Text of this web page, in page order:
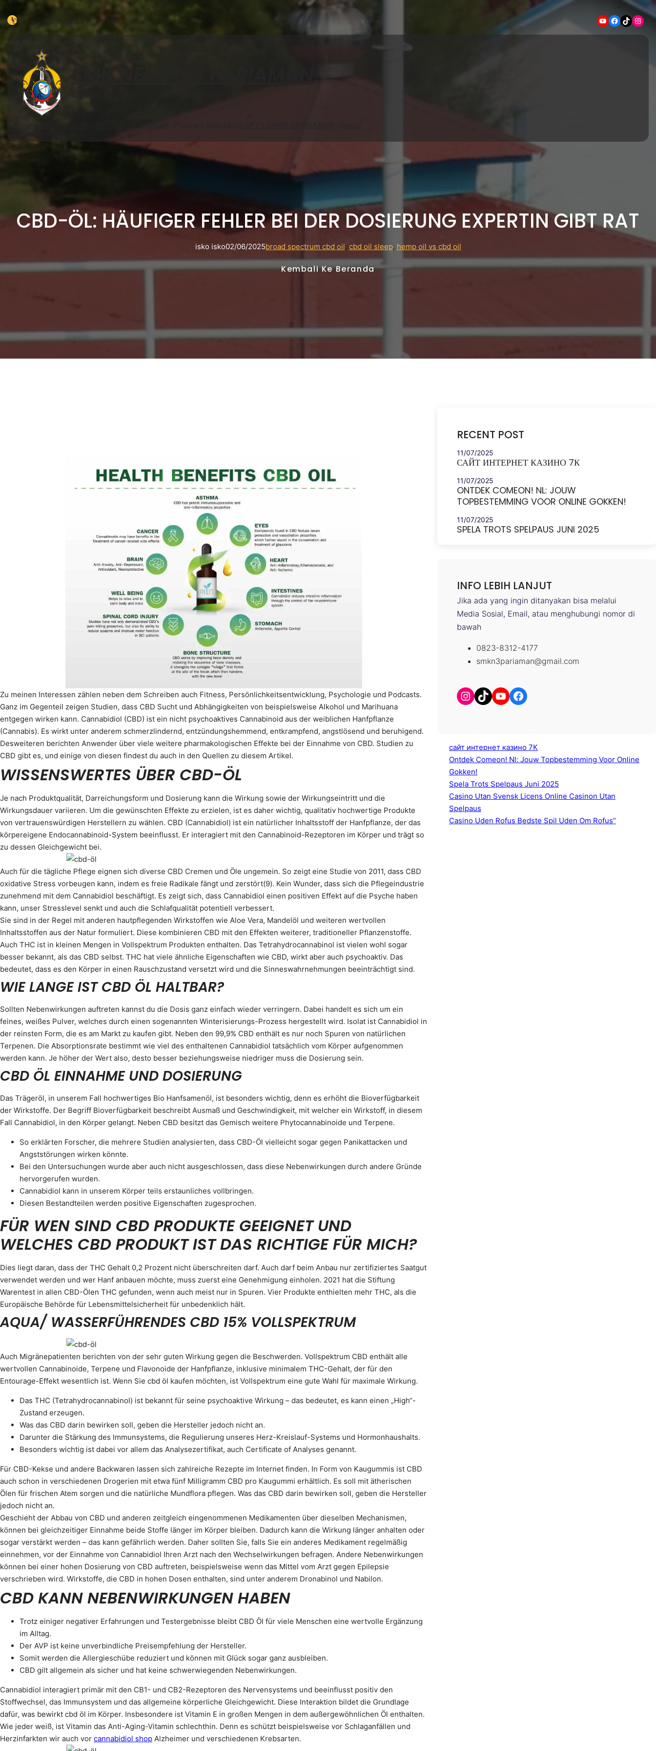
Open : Senin-Sabtu 7:00 – 17:30 YouTube Facebook TikTok Instagram
CBD-ÖL: HÄUFIGER FEHLER BEI DER DOSIERUNG EXPERTIN GIBT RAT
isko isko02/06/2025broad spectrum cbd oil, cbd oil sleep, hemp oil vs cbd oil
Kembali Ke Beranda
Zu meinen Interessen zählen neben dem Schreiben auch Fitness, Persönlichkeitsentwicklung, Psychologie und Podcasts.
Ganz im Gegenteil zeigen Studien, dass CBD Sucht und Abhängigkeiten von beispielsweise Alkohol und Marihuana
entgegen wirken kann. Cannabidiol (CBD) ist ein nicht psychoaktives Cannabinoid aus der weiblichen Hanfpflanze
(Cannabis). Es wirkt unter anderem schmerzlindernd, entzündungshemmend, entkrampfend, angstlösend und beruhigend.
Desweiteren berichten Anwender über viele weitere pharmakologischen Effekte bei der Einnahme von CBD. Studien zu
CBD gibt es, und einige von diesen findest du auch in den Quellen zu diesem Artikel.
WISSENSWERTES ÜBER CBD-ÖL
Je nach Produktqualität, Darreichungsform und Dosierung kann die Wirkung sowie der Wirkungseintritt und die
Wirkungsdauer variieren. Um die gewünschten Effekte zu erzielen, ist es daher wichtig, qualitativ hochwertige Produkte
von vertrauenswürdigen Herstellern zu wählen. CBD (Cannabidiol) ist ein natürlicher Inhaltsstoff der Hanfpflanze, der das
körpereigene Endocannabinoid-System beeinflusst. Er interagiert mit den Cannabinoid-Rezeptoren im Körper und trägt so
zu dessen Gleichgewicht bei.
Auch für die tägliche Pflege eignen sich diverse CBD Cremen und Öle ungemein. So zeigt eine Studie von 2011, dass CBD
oxidative Stress vorbeugen kann, indem es freie Radikale fängt und zerstört(9). Kein Wunder, dass sich die Pflegeindustrie
zunehmend mit dem Cannabidiol beschäftigt. Es zeigt sich, dass Cannabidiol einen positiven Effekt auf die Psyche haben
kann, unser Stresslevel senkt und auch die Schlafqualität potentiell verbessert.
Sie sind in der Regel mit anderen hautpflegenden Wirkstoffen wie Aloe Vera, Mandelöl und weiteren wertvollen
Inhaltsstoffen aus der Natur formuliert. Diese kombinieren CBD mit den Effekten weiterer, traditioneller Pflanzenstoffe.
Auch THC ist in kleinen Mengen in Vollspektrum Produkten enthalten. Das Tetrahydrocannabinol ist vielen wohl sogar
besser bekannt, als das CBD selbst. THC hat viele ähnliche Eigenschaften wie CBD, wirkt aber auch psychoaktiv. Das
bedeutet, dass es den Körper in einen Rauschzustand versetzt wird und die Sinneswahrnehmungen beeinträchtigt sind.
WIE LANGE IST CBD ÖL HALTBAR?
Sollten Nebenwirkungen auftreten kannst du die Dosis ganz einfach wieder verringern. Dabei handelt es sich um ein
feines, weißes Pulver, welches durch einen sogenannten Winterisierungs-Prozess hergestellt wird. Isolat ist Cannabidiol in
der reinsten Form, die es am Markt zu kaufen gibt. Neben den 99,9% CBD enthält es nur noch Spuren von natürlichen
Terpenen. Die Absorptionsrate bestimmt wie viel des enthaltenen Cannabidiol tatsächlich vom Körper aufgenommen
werden kann. Je höher der Wert also, desto besser beziehungsweise niedriger muss die Dosierung sein.
CBD ÖL EINNAHME UND DOSIERUNG
Das Trägeröl, in unserem Fall hochwertiges Bio Hanfsamenöl, ist besonders wichtig, denn es erhöht die Bioverfügbarkeit
der Wirkstoffe. Der Begriff Bioverfügbarkeit beschreibt Ausmaß und Geschwindigkeit, mit welcher ein Wirkstoff, in diesem
Fall Cannabidiol, in den Körper gelangt. Neben CBD besitzt das Gemisch weitere Phytocannabinoide und Terpene.
So erklärten Forscher, die mehrere Studien analysierten, dass CBD-Öl vielleicht sogar gegen Panikattacken und
Angststörungen wirken könnte.
Bei den Untersuchungen wurde aber auch nicht ausgeschlossen, dass diese Nebenwirkungen durch andere Gründe
hervorgerufen wurden.
Cannabidiol kann in unserem Körper teils erstaunliches vollbringen.
Diesen Bestandteilen werden positive Eigenschaften zugesprochen.
FÜR WEN SIND CBD PRODUKTE GEEIGNET UND
WELCHES CBD PRODUKT IST DAS RICHTIGE FÜR MICH?
Dies liegt daran, dass der THC Gehalt 0,2 Prozent nicht überschreiten darf. Auch darf beim Anbau nur zertifiziertes Saatgut
verwendet werden und wer Hanf anbauen möchte, muss zuerst eine Genehmigung einholen. 2021 hat die Stiftung
Warentest in allen CBD-Ölen THC gefunden, wenn auch meist nur in Spuren. Vier Produkte enthielten mehr THC, als die
Europäische Behörde für Lebensmittelsicherheit für unbedenklich hält.
AQUA/ WASSERFÜHRENDES CBD 15% VOLLSPEKTRUM
Auch Migränepatienten berichten von der sehr guten Wirkung gegen die Beschwerden. Vollspektrum CBD enthält alle
wertvollen Cannabinoide, Terpene und Flavonoide der Hanfpflanze, inklusive minimalem THC-Gehalt, der für den
Entourage-Effekt wesentlich ist. Wenn Sie cbd öl kaufen möchten, ist Vollspektrum eine gute Wahl für maximale Wirkung.
Das THC (Tetrahydrocannabinol) ist bekannt für seine psychoaktive Wirkung – das bedeutet, es kann einen „High“-
Zustand erzeugen.
Was das CBD darin bewirken soll, geben die Hersteller jedoch nicht an.
Darunter die Stärkung des Immunsystems, die Regulierung unseres Herz-Kreislauf-Systems und Hormonhaushalts.
Besonders wichtig ist dabei vor allem das Analysezertifikat, auch Certificate of Analyses genannt.
Für CBD-Kekse und andere Backwaren lassen sich zahlreiche Rezepte im Internet finden. In Form von Kaugummis ist CBD
auch schon in verschiedenen Drogerien mit etwa fünf Milligramm CBD pro Kaugummi erhältlich. Es soll mit ätherischen
Ölen für frischen Atem sorgen und die natürliche Mundflora pflegen. Was das CBD darin bewirken soll, geben die Hersteller
jedoch nicht an.
Geschieht der Abbau von CBD und anderen zeitgleich eingenommenen Medikamenten über dieselben Mechanismen,
können bei gleichzeitiger Einnahme beide Stoffe länger im Körper bleiben. Dadurch kann die Wirkung länger anhalten oder
sogar verstärkt werden – das kann gefährlich werden. Daher sollten Sie, falls Sie ein anderes Medikament regelmäßig
einnehmen, vor der Einnahme von Cannabidiol Ihren Arzt nach den Wechselwirkungen befragen. Andere Nebenwirkungen
können bei einer hohen Dosierung von CBD auftreten, beispielsweise wenn das Mittel vom Arzt gegen Epilepsie
verschrieben wird. Wirkstoffe, die CBD in hohen Dosen enthalten, sind unter anderem Dronabinol und Nabilon.
CBD KANN NEBENWIRKUNGEN HABEN
Trotz einiger negativer Erfahrungen und Testergebnisse bleibt CBD Öl für viele Menschen eine wertvolle Ergänzung
im Alltag.
Der AVP ist keine unverbindliche Preisempfehlung der Hersteller.
Somit werden die Allergieschübe reduziert und können mit Glück sogar ganz ausbleiben.
CBD gilt allgemein als sicher und hat keine schwerwiegenden Nebenwirkungen.
Cannabidiol interagiert primär mit den CB1- und CB2-Rezeptoren des Nervensystems und beeinflusst positiv den
Stoffwechsel, das Immunsystem und das allgemeine körperliche Gleichgewicht. Diese Interaktion bildet die Grundlage
dafür, was bewirkt cbd öl im Körper. Insbesondere ist Vitamin E in großen Mengen in dem außergewöhnlichen Öl enthalten.
Wie jeder weiß, ist Vitamin das Anti-Aging-Vitamin schlechthin. Denn es schützt beispielsweise vor Schlaganfällen und
Herzinfarkten wir auch vor cannabidiol shop Alzheimer und verschiedenen Krebsarten.
RECENT POST
11/07/2025
САЙТ ИНТЕРНЕТ КАЗИНО 7К
11/07/2025
ONTDEK COMEON! NL: JOUW
TOPBESTEMMING VOOR ONLINE GOKKEN!
11/07/2025
SPELA TROTS SPELPAUS JUNI 2025
INFO LEBIH LANJUT
Jika ada yang ingin ditanyakan bisa melalui
Media Sosial, Email, atau menghubungi nomor di
bawah
0823-8312-4177
smkn3pariaman@gmail.com
Instagram TikTok YouTube Facebook
сайт интернет казино 7К
Ontdek Comeon! Nl: Jouw Topbestemming Voor Online
Gokken!
Spela Trots Spelpaus Juni 2025
Casino Utan Svensk Licens Online Casinon Utan
Spelpaus
Casino Uden Rofus Bedste Spil Uden Om Rofus”